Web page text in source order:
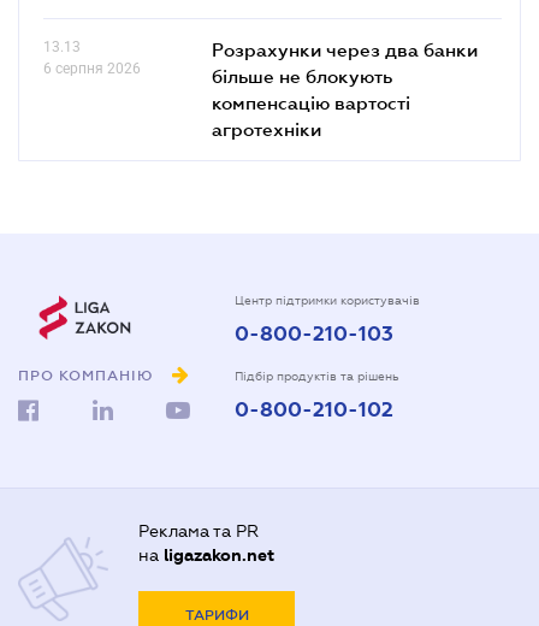
13.13
6 серпня 2026
Розрахунки через два банки
більше не блокують
компенсацію вартості
агротехніки
ПРО КОМПАНІЮ
Центр підтримки користувачів
0-800-210-103
Підбір продуктів та рішень
0-800-210-102
Реклама та PR
на ligazakon.net
ТАРИФИ